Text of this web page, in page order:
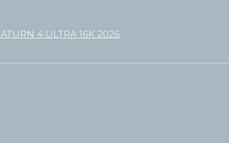
4 ULTRA 16K 2026